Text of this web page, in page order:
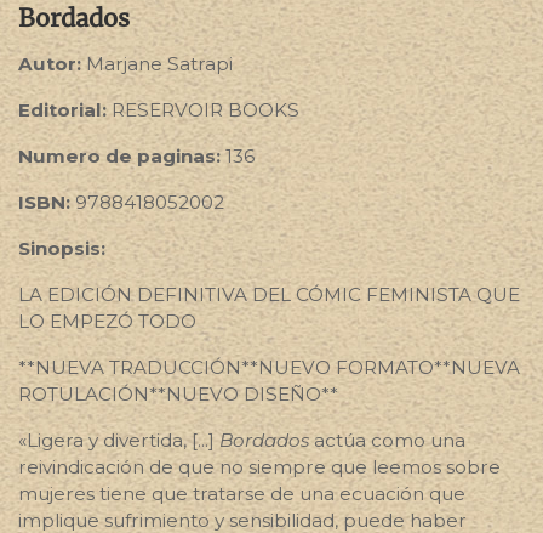
Bordados
Autor:Marjane Satrapi
Editorial: RESERVOIR BOOKS
Numero de paginas: 136
ISBN: 9788418052002
Sinopsis:
LA EDICIÓN DEFINITIVA DEL CÓMIC FEMINISTA QUE
LO EMPEZÓ TODO
**NUEVA TRADUCCIÓN**NUEVO FORMATO**NUEVA
ROTULACIÓN**NUEVO DISEÑO**
«Ligera y divertida, [...] Bordados actúa como una
reivindicación de que no siempre que leemos sobre
mujeres tiene que tratarse de una ecuación que
implique sufrimiento y sensibilidad, puede haber